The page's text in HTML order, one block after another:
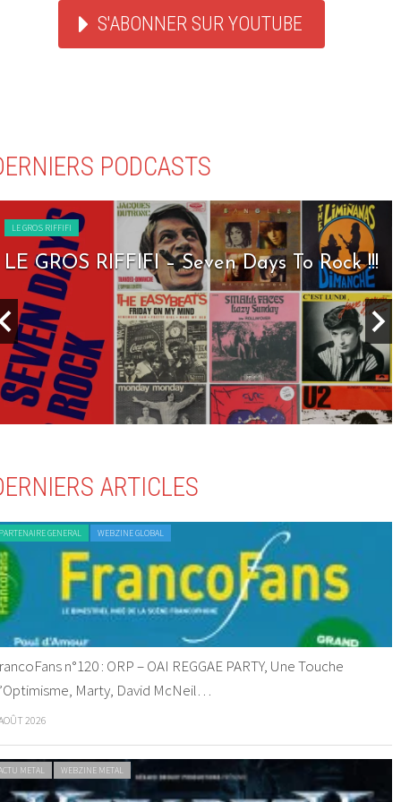
S'ABONNER SUR YOUTUBE
PODCASTS
LE GROS RIFFIFI
LE GROS RIFFIFI – Seven Days To Rock !!!
ARTICLES
GENERAL WEBZINE GLOBAL
n°120 : ORP – OAI REGGAE PARTY, Une Touche
Marty, David McNeil…
2026
METAL WEBZINE METAL